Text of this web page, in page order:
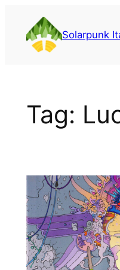
contenuto
Solarpunk
Tag: